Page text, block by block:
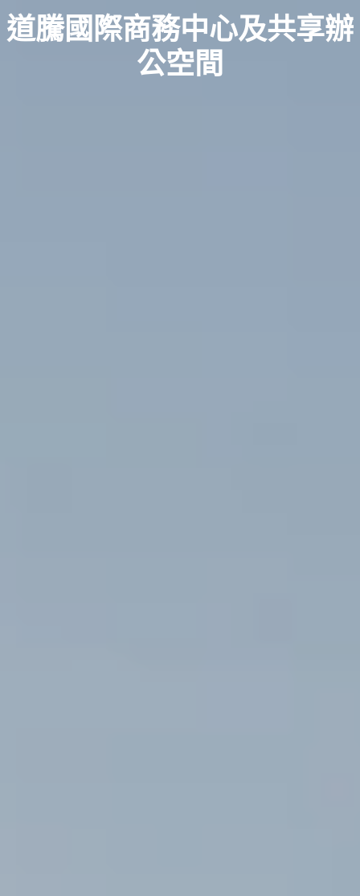
道騰國際商務中心及共享辦
公空間